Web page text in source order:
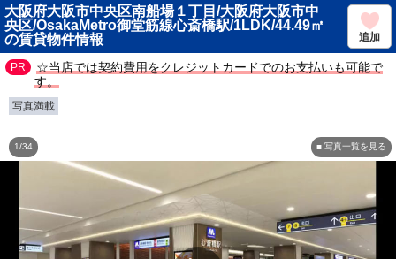
大阪府大阪市中央区南船場１丁目/大阪府大阪市中
央区/OsakaMetro御堂筋線心斎橋駅/1LDK/44.49㎡
の賃貸物件情報
追加
☆当店では契約費用をクレジットカードでのお支払いも可能で
す。
写真満載
■ 写真一覧を見る
1/34